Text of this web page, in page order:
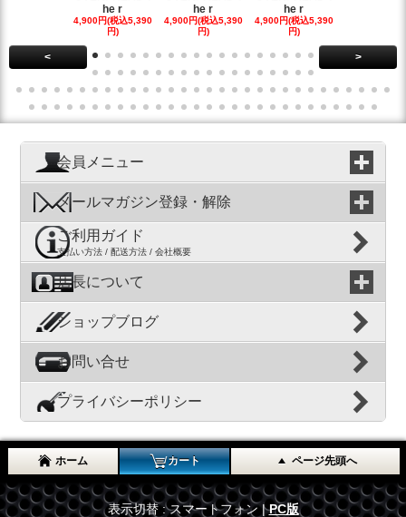
he r
4,900円(税込5,390
円)
he r
4,900円(税込5,390
円)
he r
4,900円(税込5,390
円)
< >
会員メニュー
メールマガジン登録・解除
ご利用ガイド
支払い方法 / 配送方法 / 会社概要
店長について
ショップブログ
お問い合せ
プライバシーポリシー
ホーム カート ページ先頭へ
表示切替 : スマートフォン |PC版